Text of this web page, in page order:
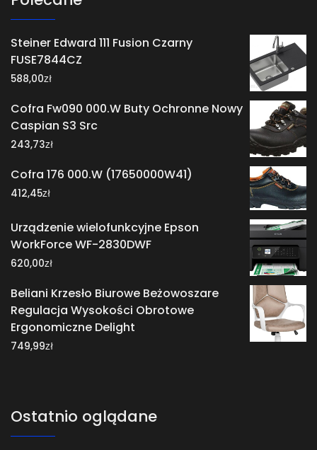
Steiner Edward 111 Fusion Czarny
FUSE7844CZ
588,00zł
Cofra Fw090 000.W Buty Ochronne Nowy
Caspian S3 Src
243,73zł
Cofra 176 000.W (17650000W41)
412,45zł
Urządzenie wielofunkcyjne Epson
WorkForce WF-2830DWF
620,00zł
Beliani Krzesło Biurowe Beżowoszare
Regulacja Wysokości Obrotowe
Ergonomiczne Delight
749,99zł
Ostatnio oglądane